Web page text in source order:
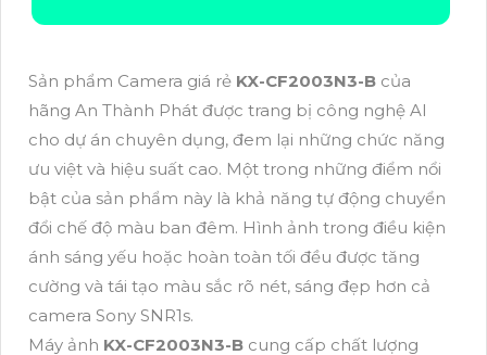
Sản phẩm Camera giá rẻ KX-CF2003N3-B của
hãng An Thành Phát được trang bị công nghệ AI
cho dự án chuyên dụng, đem lại những chức năng
ưu việt và hiệu suất cao. Một trong những điểm nổi
bật của sản phẩm này là khả năng tự động chuyển
đổi chế độ màu ban đêm. Hình ảnh trong điều kiện
ánh sáng yếu hoặc hoàn toàn tối đều được tăng
cường và tái tạo màu sắc rõ nét, sáng đẹp hơn cả
camera Sony SNR1s.
Máy ảnh KX-CF2003N3-B cung cấp chất lượng